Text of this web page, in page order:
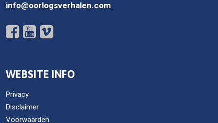
info@oorlogsverhalen.com
WEBSITE INFO
Privacy
Disclaimer
Voorwaarden